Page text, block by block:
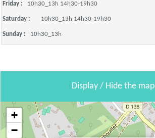
Friday : 10h30_13h 14h30-19h30
Saturday : 10h30_13h 14h30-19h30
Sunday : 10h30_13h
Display / Hide the map
+
−